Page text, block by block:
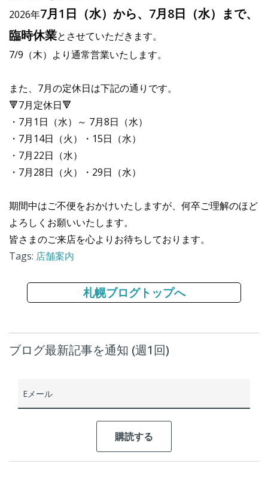
2026年7月1日（水）から、7月8日（水）まで、
臨時休業とさせていただきます。
7/9（木）より通常営業いたします。
また、7月の定休日は下記の通りです。
🔻7月定休日🔻
・7月1日（水）～ 7月8日（水）
・7月14日（火）・15日（水）
・7月22日（水）
・7月28日（火）・29日（水）
期間中はご不便をおかけいたしますが、何卒ご理解のほど
よろしくお願いいたします。
皆さまのご来店を心よりお待ちしております。
Tags: 店舗案内
札幌ブログトップへ
ブログ最新記事を通知 (週1回)
Eメール